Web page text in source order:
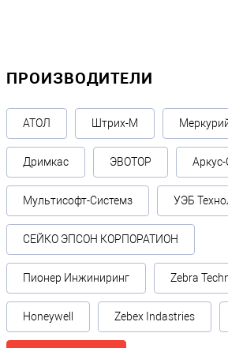
ПРОИЗВОДИТЕЛИ
АТОЛ Штрих-М
Дримкас ЭВОТОР
Мультисофт-Системз УЭБ
СЕЙКО ЭПСОН КОРПОРАТИОН
Пионер Инжиниринг Zebra
Honeywell Zebex Indastries